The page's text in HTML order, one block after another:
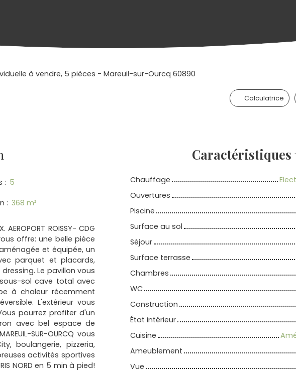
à vendre, 5 pièces - Mareuil-sur-Ourcq 60890
Calculatrice
: 5
: 368 m²
ROISSY- CDG
offre: une belle pièce
et équipée, un
parquet et placards,
Le pavillon vous
sol cave total avec
à chaleur récemment
L'extérieur vous
pourrez profiter d'un
avec bel espace de
SUR-OURCQ vous
boulangerie, pizzeria,
activités sportives
NORD en 5 min à pied!
Caractéristiques
Chauffage
Ouvertures
Piscine
Surface au sol
Séjour
Surface terrasse
Chambres
WC
Construction
État intérieur
Cuisine
Ameublement
Vue